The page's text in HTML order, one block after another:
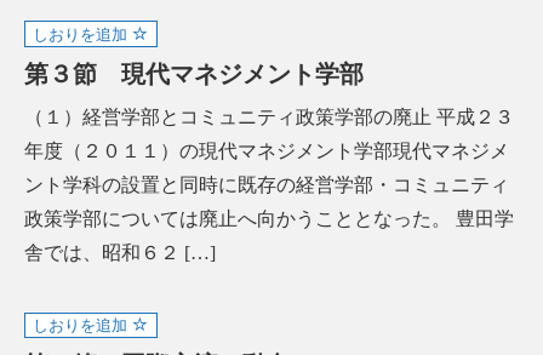
しおりを追加
第３節 現代マネジメント学部
（１）経営学部とコミュニティ政策学部の廃止 平成２３
年度（２０１１）の現代マネジメント学部現代マネジメ
ント学科の設置と同時に既存の経営学部・コミュニティ
政策学部については廃止へ向かうこととなった。 豊田学
舎では、昭和６２ […]
しおりを追加